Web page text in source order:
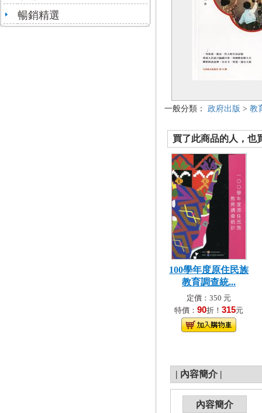
暢銷精選
一般分類： 政府出版 > 教
買了此商品的人，也
100學年度原住民族
教育調查統...
定價：350 元
特價： 90折！ 315元
| 內容簡介 |
內容簡介